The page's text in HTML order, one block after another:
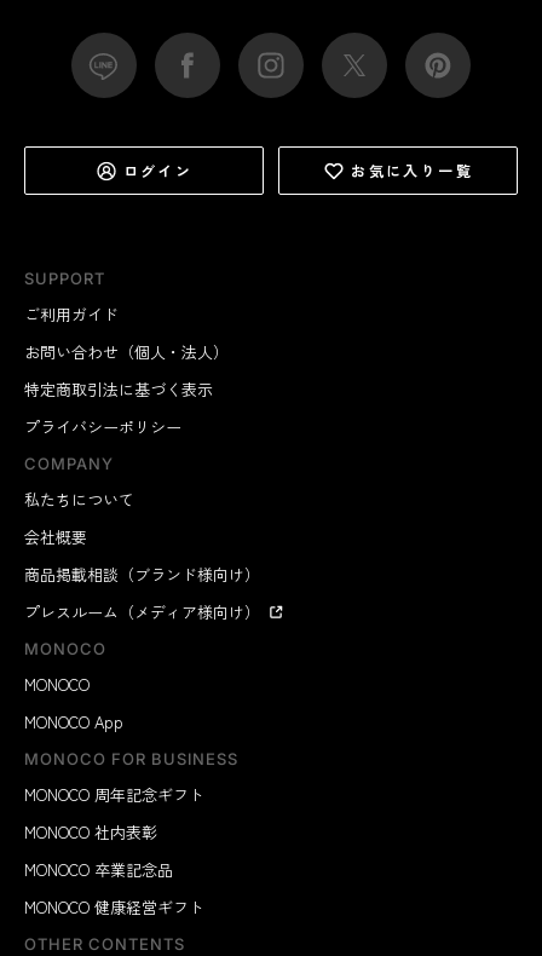
SUPPORT
ご利用ガイド
お問い合わせ（個人・法人）
特定商取引法に基づく表示
プライバシーポリシー
COMPANY
私たちについて
会社概要
商品掲載相談（ブランド様向け）
プレスルーム（メディア様向け）
MONOCO
MONOCO
MONOCO App
MONOCO FOR BUSINESS
MONOCO 周年記念ギフト
MONOCO 社内表彰
MONOCO 卒業記念品
MONOCO 健康経営ギフト
OTHER CONTENTS
ログイン お気に入り一覧